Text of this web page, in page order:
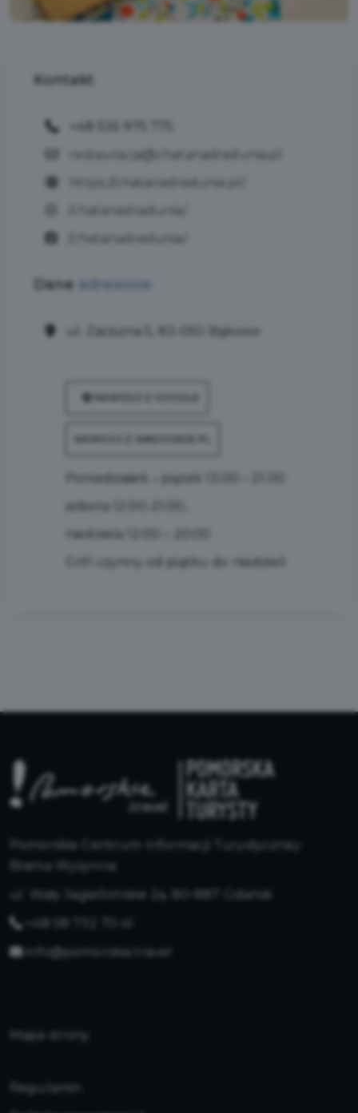
Kontakt
restauracja@chatanadradunia.pl
https://chatanadradunia.pl/
/chatanadradunia/
/chatanadradunia/
Dane adresowe
ul. Zaciszna 5, 83-050 Bąkowo
Poniedziałek – piątek 13:00 – 21.00
sobota 12:00-21:00,
niedziela 12:00 – 20:00
Grill czynny od piątku do niedzieli
Pomorskie Centrum Informacji Turystycznej-
Brama Wyżynna
ul. Wały Jagiellońskie 2a, 80-887 Gdańsk
+48 58 732 70 41
info@pomorskie.travel
Mapa strony
Regulamin